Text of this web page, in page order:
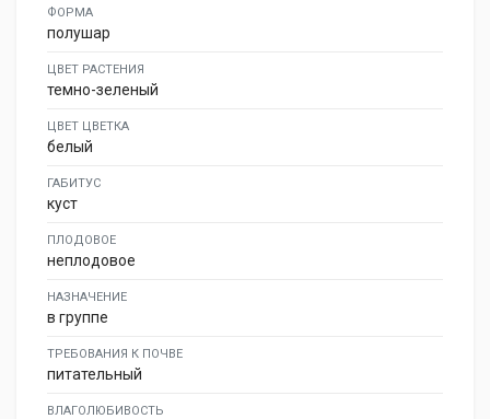
ФОРМА
полушар
ЦВЕТ РАСТЕНИЯ
темно-зеленый
ЦВЕТ ЦВЕТКА
белый
ГАБИТУС
куст
ПЛОДОВОЕ
неплодовое
НАЗНАЧЕНИЕ
в группе
ТРЕБОВАНИЯ К ПОЧВЕ
питательный
ВЛАГОЛЮБИВОСТЬ